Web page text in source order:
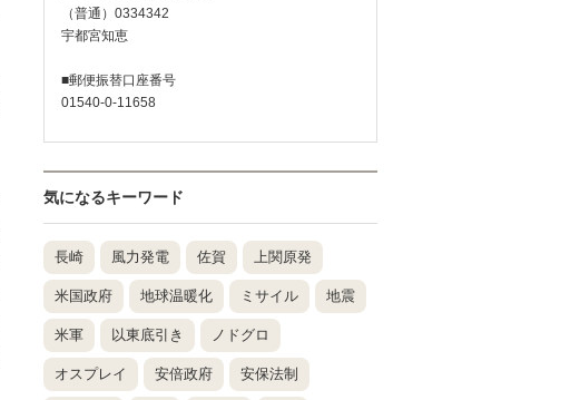
（普通）0334342
宇都宮知恵
■郵便振替口座番号
01540-0-11658
気になるキーワード
長崎 風力発電 佐賀 上関原発
米国政府 地球温暖化 ミサイル 地震
米軍 以東底引き ノドグロ
オスプレイ 安倍政府 安保法制